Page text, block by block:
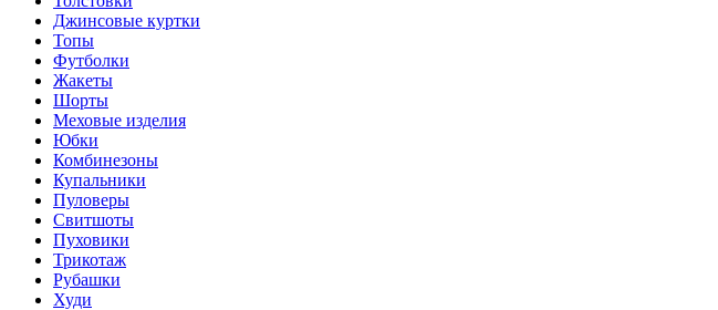
Джинсовые куртки
Топы
Футболки
Жакеты
Шорты
Меховые изделия
Юбки
Комбинезоны
Купальники
Пуловеры
Свитшоты
Пуховики
Трикотаж
Рубашки
Худи